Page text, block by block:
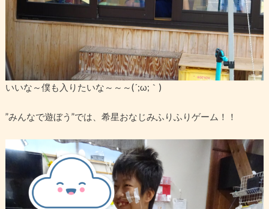
いいな～僕も入りたいな～～～(´;ω;｀)
”みんなで遊ぼう”では、希星おなじみふりふりゲーム！！